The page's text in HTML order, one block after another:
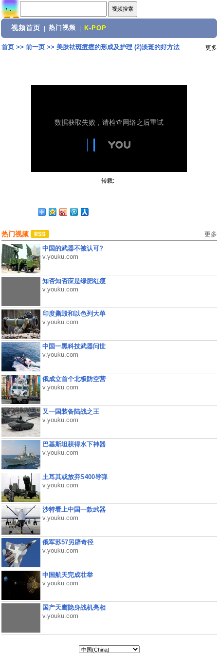
视频首页 热门视频 K-POP
首页>> 前一页>> 美肤祛斑痘痘的形成及护理 (2)淡斑的好方法 更多
转载:
热门视频 更多
中国的武器不被认可?
v.youku.com
知否知否应是绿肥红瘦
v.youku.com
印度撕毁和以色列大单
v.youku.com
中国一黑科技武器问世
v.youku.com
俄成立首个北极防空营
v.youku.com
又一国装备陆战之王
v.youku.com
巴基斯坦获得水下神器
v.youku.com
土耳其或放弃S400导弹
v.youku.com
沙特看上中国一款武器
v.youku.com
俄军苏57另辟奇径
v.youku.com
中国航天完成壮举
v.youku.com
国产天鹰隐身战机亮相
v.youku.com